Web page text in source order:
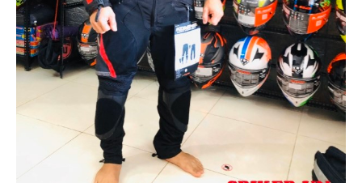
PHỤ
KIỆN
MOTOWOLF
KẸP
THOẠI